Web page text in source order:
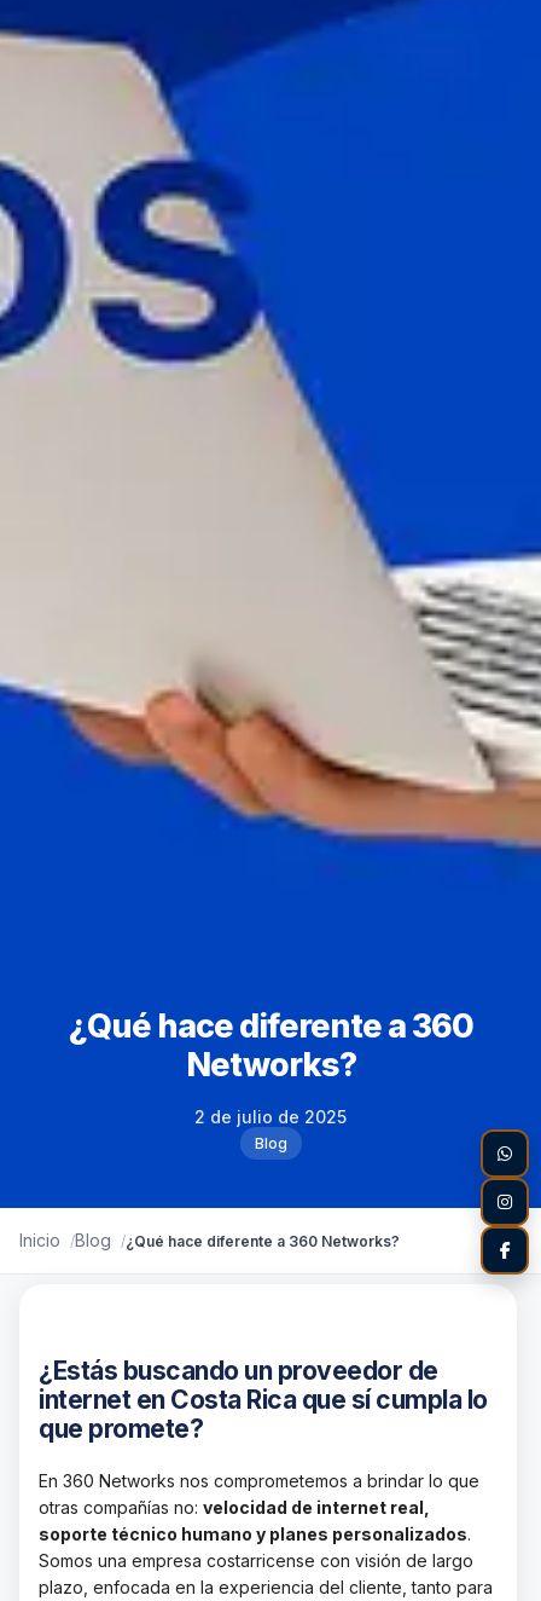
¿Qué hace diferente a 360
Networks?
2 de julio de 2025
Blog
Inicio Blog ¿Qué hace diferente a 360 Networks?
¿Estás buscando un proveedor de
internet en Costa Rica que sí cumpla lo
que promete?
En 360 Networks nos comprometemos a brindar lo que
otras compañías no: velocidad de internet real,
soporte técnico humano y planes personalizados.
Somos una empresa costarricense con visión de largo
plazo, enfocada en la experiencia del cliente, tanto para